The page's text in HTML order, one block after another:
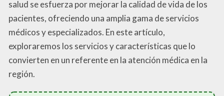
salud se esfuerza por mejorar la calidad de vida de los
pacientes, ofreciendo una amplia gama de servicios
médicos y especializados. En este artículo,
exploraremos los servicios y características que lo
convierten en un referente en la atención médica en la
región.